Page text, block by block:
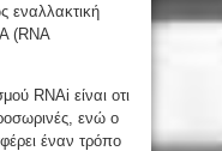
εναλλακτική
(RNA
RNAi είναι οτι
ενώ ο
έναν τρόπο